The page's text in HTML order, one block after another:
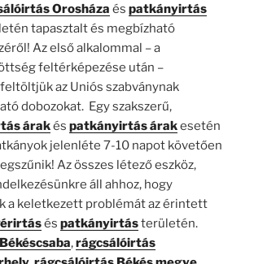
Orosháza és patkányirtás
tapasztalt és megbízható
Az első alkalommal – a
feltérképezése után –
az Uniós szabványnak
dobozokat. Egy szakszerű,
árakés patkányirtás árakesetén
jelenléte 7-10 napot követően
Az összes létező eszköz,
áll ahhoz, hogy
a keletkezett problémát az érintett
és patkányirtásterületén.
,rágcsálóirtás